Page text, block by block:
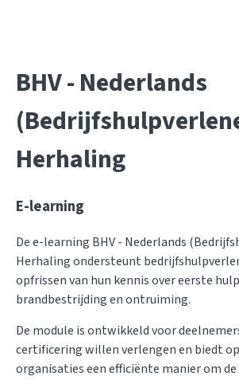
BHV - Nederlands
Herhaling
E-learning
De e-learning BHV - Nederlands
Herhaling ondersteunt
opfrissen van hun kennis over eerste
brandbestrijding en ontruiming.
De module is ontwikkeld voor
certificering willen verlengen en biedt
organisaties een efficiënte manier om